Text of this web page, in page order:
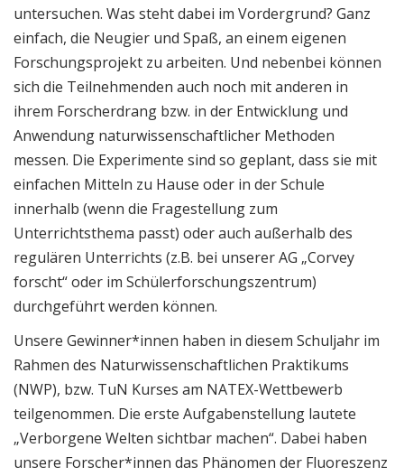
untersuchen. Was steht dabei im Vordergrund? Ganz
einfach, die Neugier und Spaß, an einem eigenen
Forschungsprojekt zu arbeiten. Und nebenbei können
sich die Teilnehmenden auch noch mit anderen in
ihrem Forscherdrang bzw. in der Entwicklung und
Anwendung naturwissenschaftlicher Methoden
messen. Die Experimente sind so geplant, dass sie mit
einfachen Mitteln zu Hause oder in der Schule
innerhalb (wenn die Fragestellung zum
Unterrichtsthema passt) oder auch außerhalb des
regulären Unterrichts (z.B. bei unserer AG „Corvey
forscht“ oder im Schülerforschungszentrum)
durchgeführt werden können.
Unsere Gewinner*innen haben in diesem Schuljahr im
Rahmen des Naturwissenschaftlichen Praktikums
(NWP), bzw. TuN Kurses am NATEX-Wettbewerb
teilgenommen. Die erste Aufgabenstellung lautete
„Verborgene Welten sichtbar machen“. Dabei haben
unsere Forscher*innen das Phänomen der Fluoreszenz